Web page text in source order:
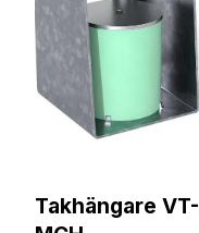
Takhängare VT-